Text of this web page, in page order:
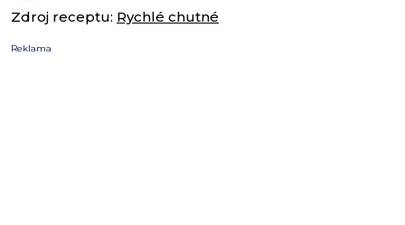
Zdroj receptu: Rychlé chutné
Reklama